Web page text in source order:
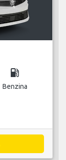
local_gas_station
Benzina